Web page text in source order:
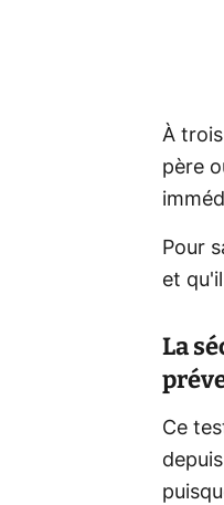
À
père
Pour
et
La
Ce